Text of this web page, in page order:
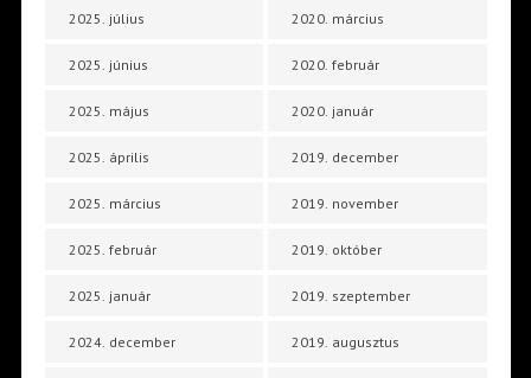
2025. július
2025. június
2025. május
2025. április
2025. március
2025. február
2025. január
2024. december
2020. március
2020. február
2020. január
2019. december
2019. november
2019. október
2019. szeptember
2019. augusztus